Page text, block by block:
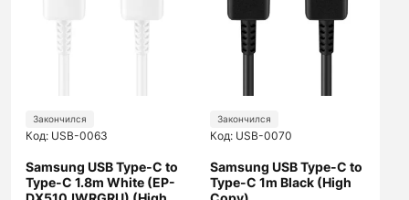
Закончился
Код: USB-0063
Samsung USB Type-C to
Type-C 1.8m White (EP-
Закончился
Код: USB-0070
Samsung USB Type-C to
Type-C 1m Black (High